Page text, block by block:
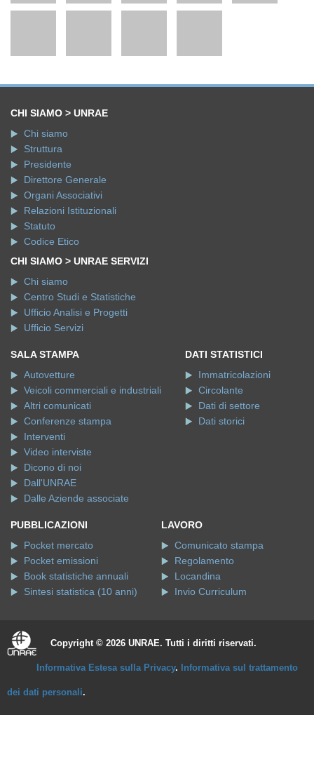
CHI SIAMO > UNRAE
Chi siamo
Struttura
Presidente
Direttore Generale
Organi Associativi
Relazioni Istituzionali
Statuto
Codice Etico
CHI SIAMO > UNRAE SERVIZI
Chi siamo
Centro Studi e Statistiche
Ufficio Analisi e Progetti
Ufficio Servizi
SALA STAMPA
Autovetture
Veicoli commerciali e industriali
Altri comunicati
Conferenze stampa
Interventi
Video interviste
Dicono di noi
Dall'UNRAE
Dalle Aziende associate
DATI STATISTICI
Immatricolazioni
Circolante
Dati di settore
Dati storici
PUBBLICAZIONI
Pocket mercato
Pocket emissioni
Book statistiche annuali
Sintesi statistica (10 anni)
LAVORO
Comunicato stampa
Regolamento
Locandina
Invio Curriculum
Copyright © 2026 UNRAE. Tutti i diritti riservati.
Informativa Estesa sulla Privacy. Informativa sul trattamento
dei dati personali.